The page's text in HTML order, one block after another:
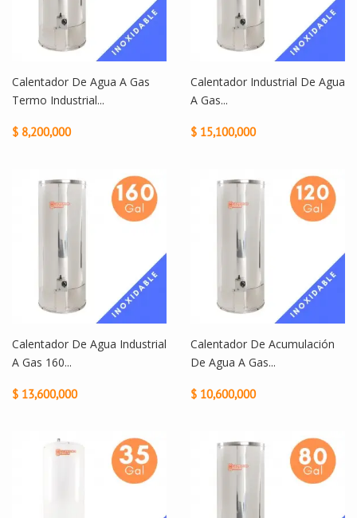
Calentador De Agua A Gas
Termo Industrial...
$ 8,200,000
Calentador Industrial De Agua
A Gas...
$ 15,100,000
Calentador De Agua Industrial
A Gas 160...
$ 13,600,000
Calentador De Acumulación
De Agua A Gas...
$ 10,600,000